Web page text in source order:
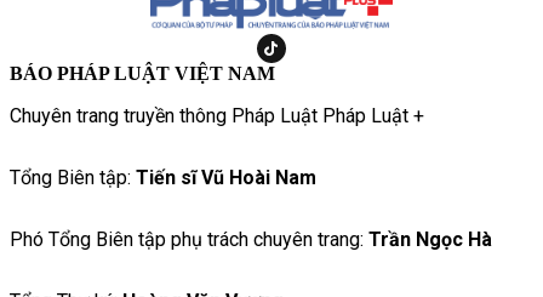
BÁO PHÁP LUẬT VIỆT NAM
Chuyên trang truyền thông Pháp Luật Pháp Luật +
Tổng Biên tập: Tiến sĩ Vũ Hoài Nam
Phó Tổng Biên tập phụ trách chuyên trang: Trần Ngọc Hà